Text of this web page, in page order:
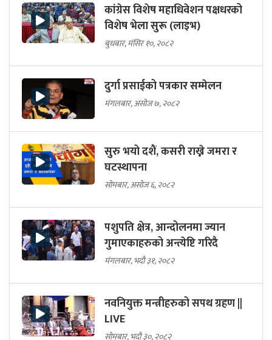
कांग्रेस विशेष महाधिवेशन पक्षधरको
विशेष भेला सुरू (लाइभ)
बुधबार, मंसिर १०, २०८२
दुर्गा प्रसाईको पत्रकार सम्मेलन
मंगलबार, असोज ७, २०८२
सुरु भयो दशैं, कसरी राख्ने जमरा र
घटस्थापना
सोमबार, असोज ६, २०८२
पशुपति क्षेत्र, आन्दोलनमा ज्यान
गुमाएकाहरुको अन्त्येष्टि गरिदै
मंगलबार, भदौ ३१, २०८२
नवनियुक्त मन्त्रीहरुको सपथ ग्रहण ||
LIVE
सोमबार, भदौ ३०, २०८२